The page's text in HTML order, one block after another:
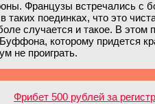
Французы встречались с
поединках, что это
случается и такое. В
которому придется
не проиграть.
Фрибет 500 рублей за